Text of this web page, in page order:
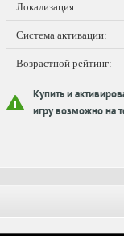
Локализация:
Система активации:
Возрастной рейтинг:
Купить и
игру возможно на